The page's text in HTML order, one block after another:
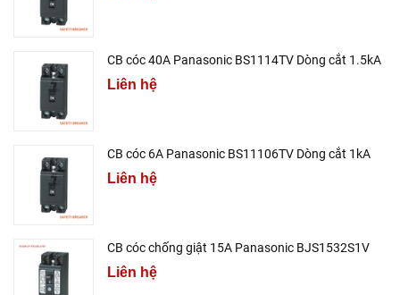
CB cóc 40A Panasonic BS1114TV Dòng cắt 1.5kA
Liên hệ
CB cóc 6A Panasonic BS11106TV Dòng cắt 1kA
Liên hệ
CB cóc chống giật 15A Panasonic BJS1532S1V
Liên hệ